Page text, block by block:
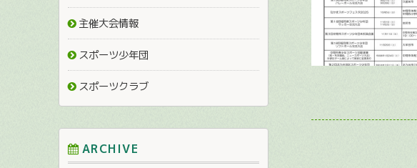
主催大会情報
スポーツ少年団
スポーツクラブ
ARCHIVE